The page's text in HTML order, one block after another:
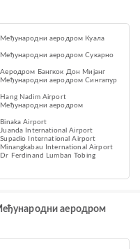
аеродром Куала
аеродром Сукарно
Бангкок Дон Мијанг
аеродром Сингапур
Nadim Airport
аеродром
Airport
International Airport
International Airport
International Airport
Ferdinand Lumban Tobing
аеродром